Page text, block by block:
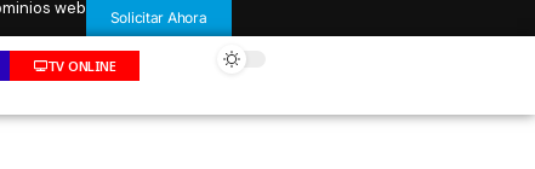
web Solicitar Ahora
TV ONLINE